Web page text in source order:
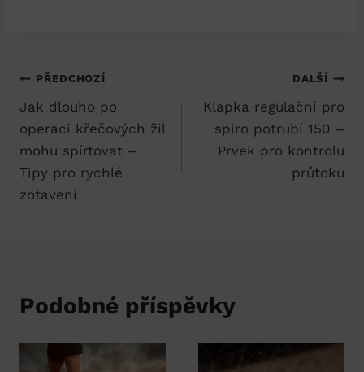
Navigace
pro
příspěvek
PŘEDCHOZÍ
Jak dlouho po
operaci křečových žil
mohu spírtovat –
Tipy pro rychlé
zotavení
DALŠÍ
Klapka regulační pro
spiro potrubí 150 –
Prvek pro kontrolu
průtoku
Podobné příspěvky